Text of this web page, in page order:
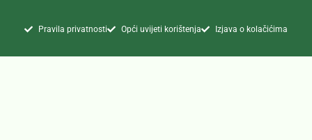
Pravila privatnosti Opći uvijeti korištenja Izjava o kolačićima